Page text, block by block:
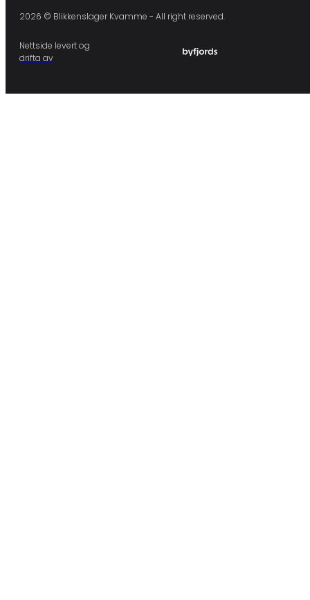
2026 © Blikkenslager Kvamme - All right reserved.
Nettside levert og
drifta av